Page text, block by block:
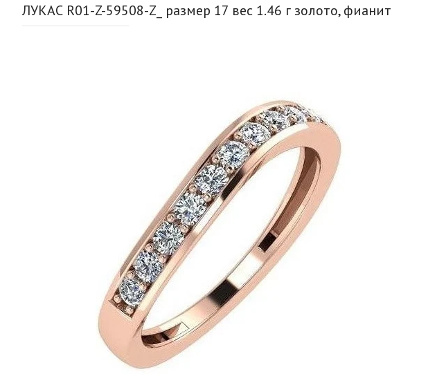
ЛУКАС R01-Z-59508-Z_ размер 17 вес 1.46 г золото, фианит